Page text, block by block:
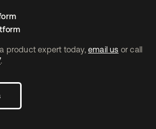
product expert today, email us or call
.